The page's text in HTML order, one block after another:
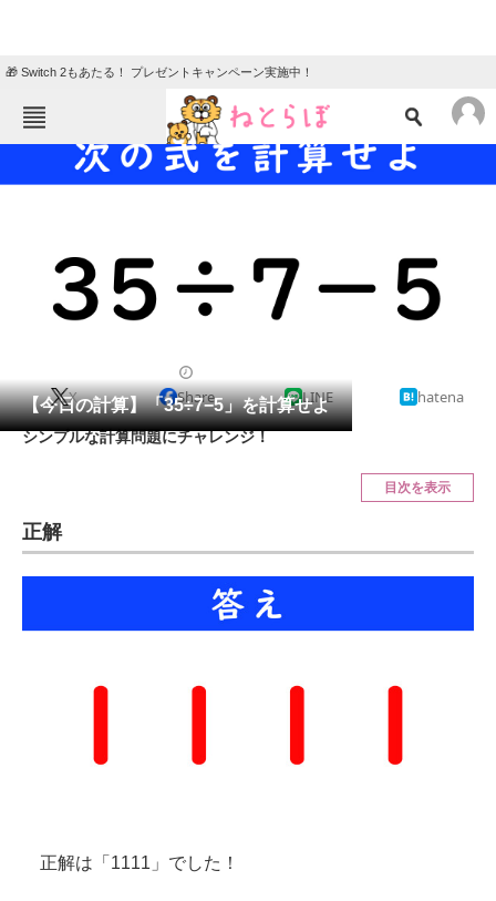
🎁 Switch 2もあたる！ プレゼントキャンペーン実施中！
ねとらぼメニュー
TOP ニュース
地域
教育・育児
会員記事
ITの今と未来を見通す
スマホと通信の最新トレンド
好きが集まる 比べて選べる
経営リーダーのコミュニティ
【今日の計算】「35÷7−5」を計算せよ
X Share LINE hatena
シンプルな計算問題にチャレンジ！
目次を表示
正解
正解は「1111」でした！